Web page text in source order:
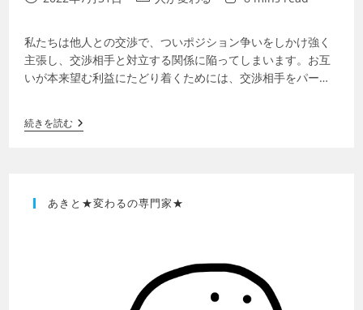
私たちは他人との交渉で、ついポジション争いをしかけ強く
主張し、交渉相手と対立する関係に陥ってしまいます。お互
いが本来望む利益にたどり着くためには、交渉相手をパート
続きを読む
あきと★変わるの専門家★